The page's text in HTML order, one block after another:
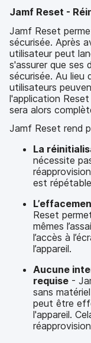
Jamf Reset -
Jamf Reset
sécurisée. Après
utilisateur peut
s'assurer que ses
sécurisée. Au lieu
utilisateurs
l'application
sera alors
Jamf Reset rend
La
nécessite
est
Reset
mêmes
l’accès à
l’appareil.
Aucune
requise -
sans
peut être
l'appareil.